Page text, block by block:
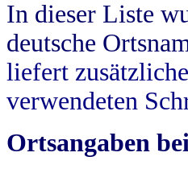
In dieser Liste
deutsche
liefert
verwendeten
Ortsangaben